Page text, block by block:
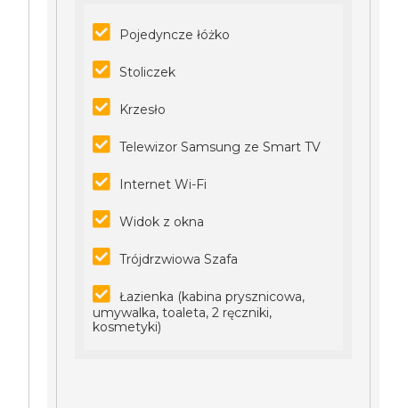
Pojedyncze łóżko
Stoliczek
Krzesło
Telewizor Samsung ze Smart TV
Internet Wi-Fi
Widok z okna
Trójdrzwiowa Szafa
Łazienka (kabina prysznicowa,
umywalka, toaleta, 2 ręczniki,
kosmetyki)